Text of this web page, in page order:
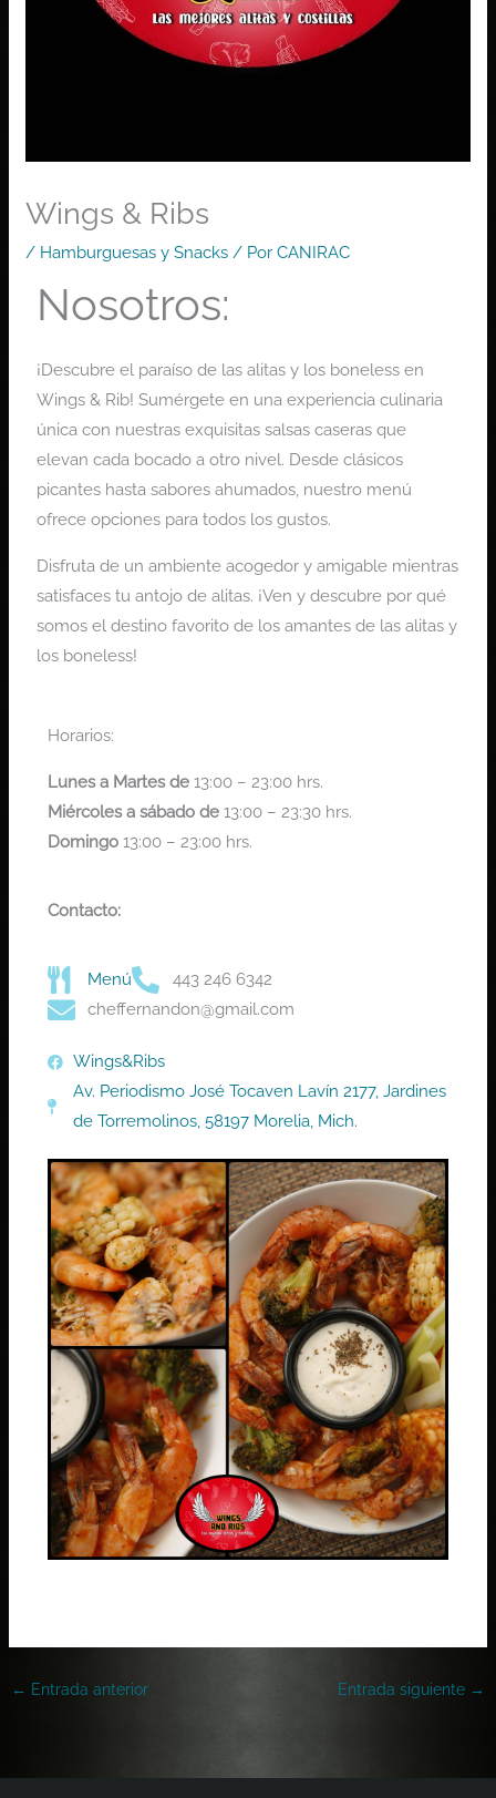
Wings & Ribs
/ Hamburguesas y Snacks / PorCANIRAC
Nosotros:
¡Descubre el paraíso de las alitas y los boneless en
Wings & Rib! Sumérgete en una experiencia culinaria
única con nuestras exquisitas salsas caseras que
elevan cada bocado a otro nivel. Desde clásicos
picantes hasta sabores ahumados, nuestro menú
ofrece opciones para todos los gustos.
Disfruta de un ambiente acogedor y amigable mientras
satisfaces tu antojo de alitas. ¡Ven y descubre por qué
somos el destino favorito de los amantes de las alitas y
los boneless!
Horarios:
Lunes a Martes de 13:00 – 23:00 hrs.
Miércoles a sábado de 13:00 – 23:30 hrs.
Domingo 13:00 – 23:00 hrs.
Contacto:
Menú
443 246 6342
cheffernandon@gmail.com
Wings&Ribs
Av. Periodismo José Tocaven Lavín 2177, Jardines
de Torremolinos, 58197 Morelia, Mich.
← Entrada anterior Entrada siguiente →